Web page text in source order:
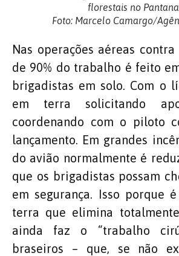
florestais no
Foto: Marcelo Camargo/
Nas operações aéreas contra
de 90% do trabalho é feito
brigadistas em solo. Com o
em terra solicitando
coordenando com o piloto
lançamento. Em grandes
do avião normalmente é
que os brigadistas possam
em segurança. Isso porque
terra que elimina
ainda faz o “trabalho
braseiros – que, se não